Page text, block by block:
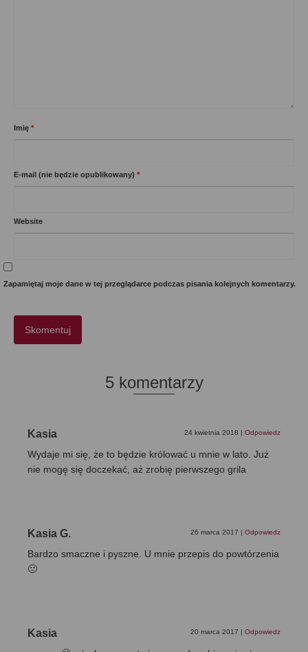
Imię *
E-mail (nie będzie opublikowany) *
Website
Zapamiętaj moje dane w tej przeglądarce podczas pisania kolejnych komentarzy.
5 komentarzy
Kasia 24 kwietnia 2018 | Odpowiedz
Wydaje mi się, że to będzie królować u mnie w lato. Już
nie mogę się doczekać, aż zrobię pierwszego grila
Kasia G. 26 marca 2017 | Odpowiedz
Bardzo smaczne i pyszne. U mnie przepis do powtórzenia
🙂
Kasia 20 marca 2017 | Odpowiedz